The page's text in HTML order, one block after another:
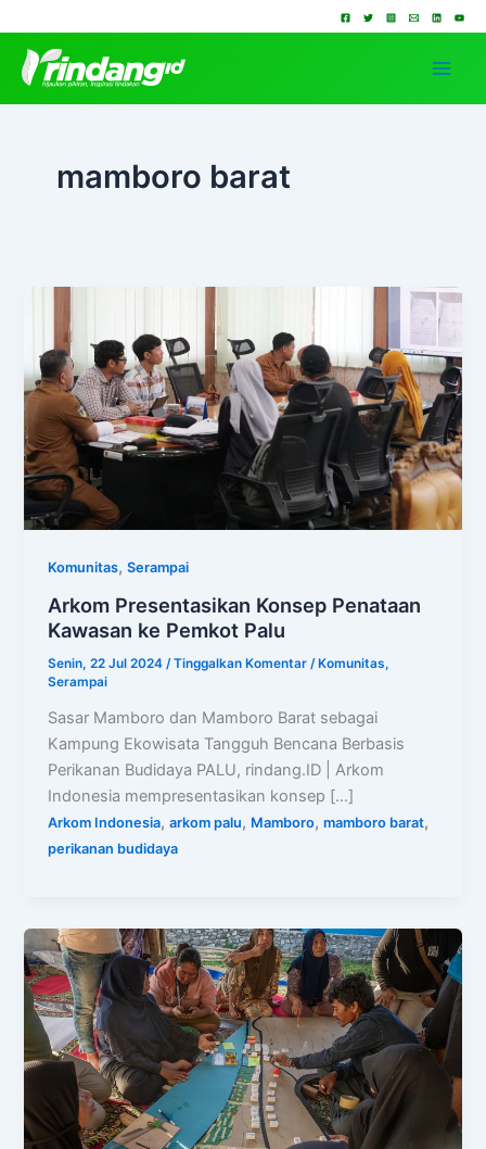
ke
konten
mamboro barat
Komunitas,Serampai
Arkom Presentasikan Konsep Penataan
Kawasan ke Pemkot Palu
Senin, 22 Jul 2024/Tinggalkan Komentar /Komunitas,
Serampai
Sasar Mamboro dan Mamboro Barat sebagai
Kampung Ekowisata Tangguh Bencana Berbasis
Perikanan Budidaya PALU, rindang.ID | Arkom
Indonesia mempresentasikan konsep […]
Arkom Indonesia,arkom palu, Mamboro,mamboro barat,
perikanan budidaya